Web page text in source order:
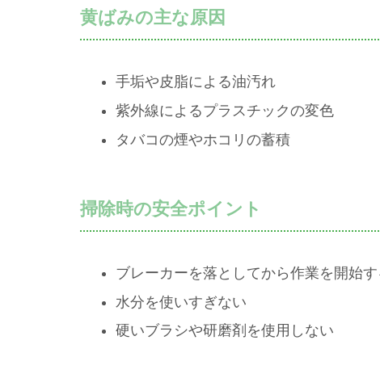
黄ばみの主な原因
手垢や皮脂による油汚れ
紫外線によるプラスチックの変色
タバコの煙やホコリの蓄積
掃除時の安全ポイント
ブレーカーを落としてから作業を開始す
水分を使いすぎない
硬いブラシや研磨剤を使用しない